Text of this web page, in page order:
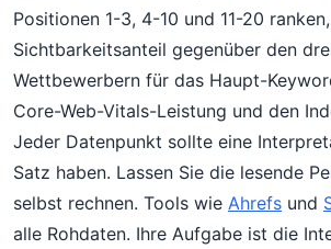
Positionen 1-3, 4-10 und 11-20
Sichtbarkeitsanteil gegenüber den
Wettbewerbern für das Haupt-
Core-Web-Vitals-Leistung und den
Jeder Datenpunkt sollte eine
Satz haben. Lassen Sie die lesende
selbst rechnen. Tools wie Ahrefs und
alle Rohdaten. Ihre Aufgabe ist die